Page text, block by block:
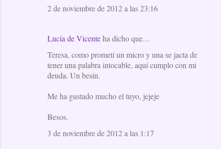
2 de noviembre de 2012 a las 23:16
Lucía de Vicenteha dicho que…
Teresa, como prometí un micro y una se jacta de
tener una palabra intocable, aquí cumplo con mi
deuda. Un besín.
Me ha gustado mucho el tuyo, jejeje
Besos.
3 de noviembre de 2012 a las 1:17